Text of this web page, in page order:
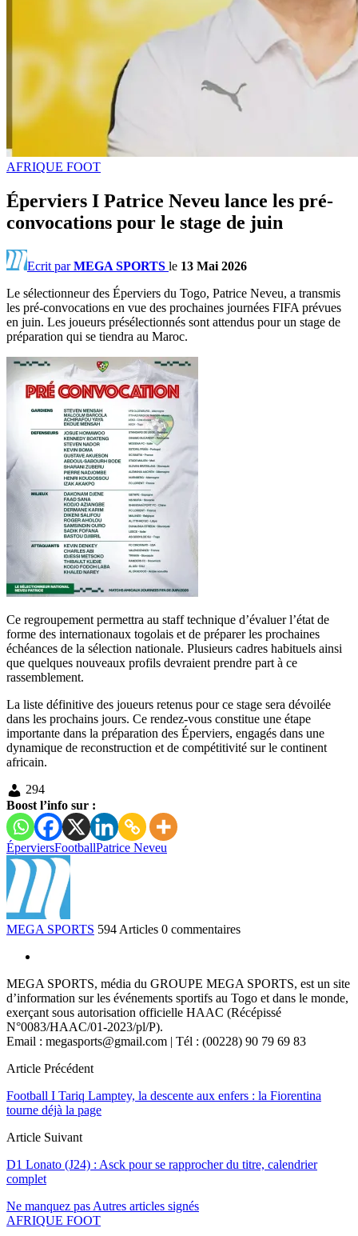
AFRIQUE FOOT
Éperviers I Patrice Neveu lance les pré-
convocations pour le stage de juin
Ecrit parMEGA SPORTS le 13 Mai 2026
Le sélectionneur des Éperviers du Togo, Patrice Neveu, a transmis
les pré-convocations en vue des prochaines journées FIFA prévues
en juin. Les joueurs présélectionnés sont attendus pour un stage de
préparation qui se tiendra au Maroc.
Ce regroupement permettra au staff technique d’évaluer l’état de
forme des internationaux togolais et de préparer les prochaines
échéances de la sélection nationale. Plusieurs cadres habituels ainsi
que quelques nouveaux profils devraient prendre part à ce
rassemblement.
La liste définitive des joueurs retenus pour ce stage sera dévoilée
dans les prochains jours. Ce rendez-vous constitue une étape
importante dans la préparation des Éperviers, engagés dans une
dynamique de reconstruction et de compétitivité sur le continent
africain.
294
Boost l’info sur :
ÉperviersFootballPatrice Neveu
MEGA SPORTS 594 Articles 0 commentaires
MEGA SPORTS, média du GROUPE MEGA SPORTS, est un site
d’information sur les événements sportifs au Togo et dans le monde,
exerçant sous autorisation officielle HAAC (Récépissé
N°0083/HAAC/01-2023/pl/P).
Email : megasports@gmail.com | Tél : (00228) 90 79 69 83
Article Précédent
Football I Tariq Lamptey, la descente aux enfers : la Fiorentina
tourne déjà la page
Article Suivant
D1 Lonato (J24) : Asck pour se rapprocher du titre, calendrier
complet
Ne manquez pas Autres articles signés
AFRIQUE FOOT